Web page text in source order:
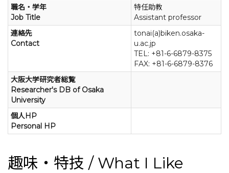
職名・学年
Job Title
特任助教
Assistant professor
連絡先
Contact
tonai(a)biken.osaka-
u.ac.jp
TEL: +81-6-6879-8375
FAX: +81-6-6879-8376
大阪大学研究者総覧
Researcher's DB of Osaka
University
個人HP
Personal HP
趣味・特技 / What I Like